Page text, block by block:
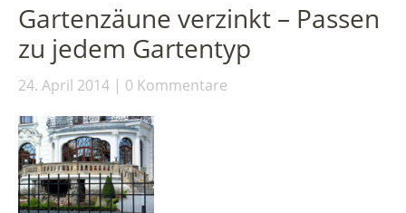
Gartenzäune verzinkt – Passen
zu jedem Gartentyp
24. April 2014 0 Kommentare